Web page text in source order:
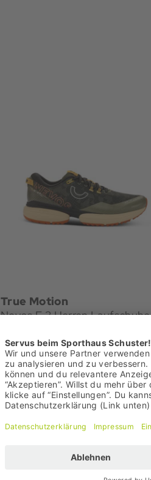
True Motion
Nevos E 3 Herren Laufschuhe
129,95 €
Bestpreis: 129,95 €
UVP: 170,00 €